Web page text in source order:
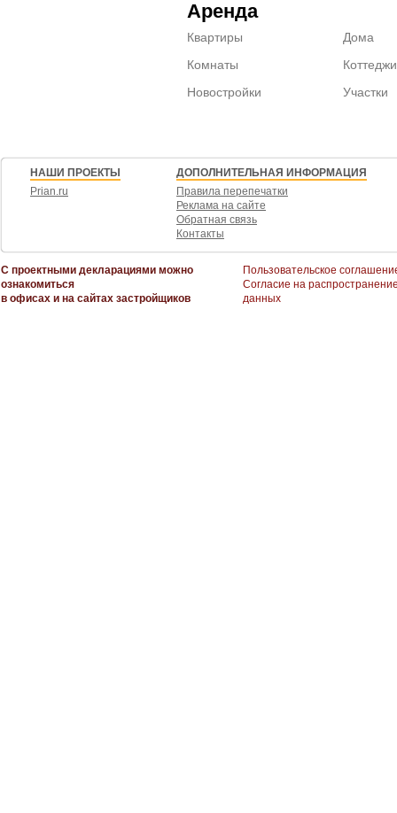
Аренда
Квартиры
Комнаты
Новостройки
Дома
Коттеджи
Участки
НАШИ ПРОЕКТЫ
Prian.ru
ДОПОЛНИТЕЛЬНАЯ ИНФОРМАЦИЯ
Правила перепечатки
Реклама на сайте
Обратная связь
Контакты
С проектными декларациями можно
ознакомиться
в офисах и на сайтах застройщиков
Пользовательское
Согласие на
данных